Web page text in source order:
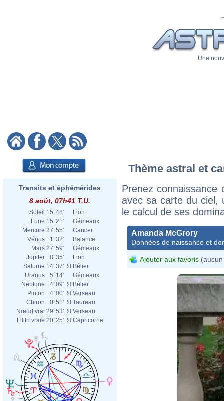
Une
Transits et éphémérides
8 août, 07h41 T.U.
Soleil 15°48'
Lion
Lune 15°21'
Gémeaux
Mercure 27°55'
Cancer
Vénus
1°32'
Balance
Mars 27°59'
Gémeaux
Jupiter
8°35'
Lion
Saturne 14°37' Я Bélier
Uranus
5°14'
Gémeaux
Neptune
4°09' Я Bélier
Pluton
4°00' Я Verseau
Chiron
0°51' Я Taureau
Nœud vrai 29°53' Я Verseau
Lilith vraie 20°25' Я Capricorne
Thème astral et
Prenez connaissance
avec sa carte du ciel,
le calcul de ses
Amanda McGrory
Données de naissance et
Ajouter aux favoris